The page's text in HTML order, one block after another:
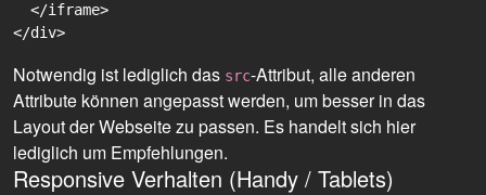
  </iframe>
Notwendig ist lediglich das src-Attribut, alle anderen
Attribute können angepasst werden, um besser in das
Layout der Webseite zu passen. Es handelt sich hier
lediglich um Empfehlungen.
Responsive Verhalten (Handy / Tablets)